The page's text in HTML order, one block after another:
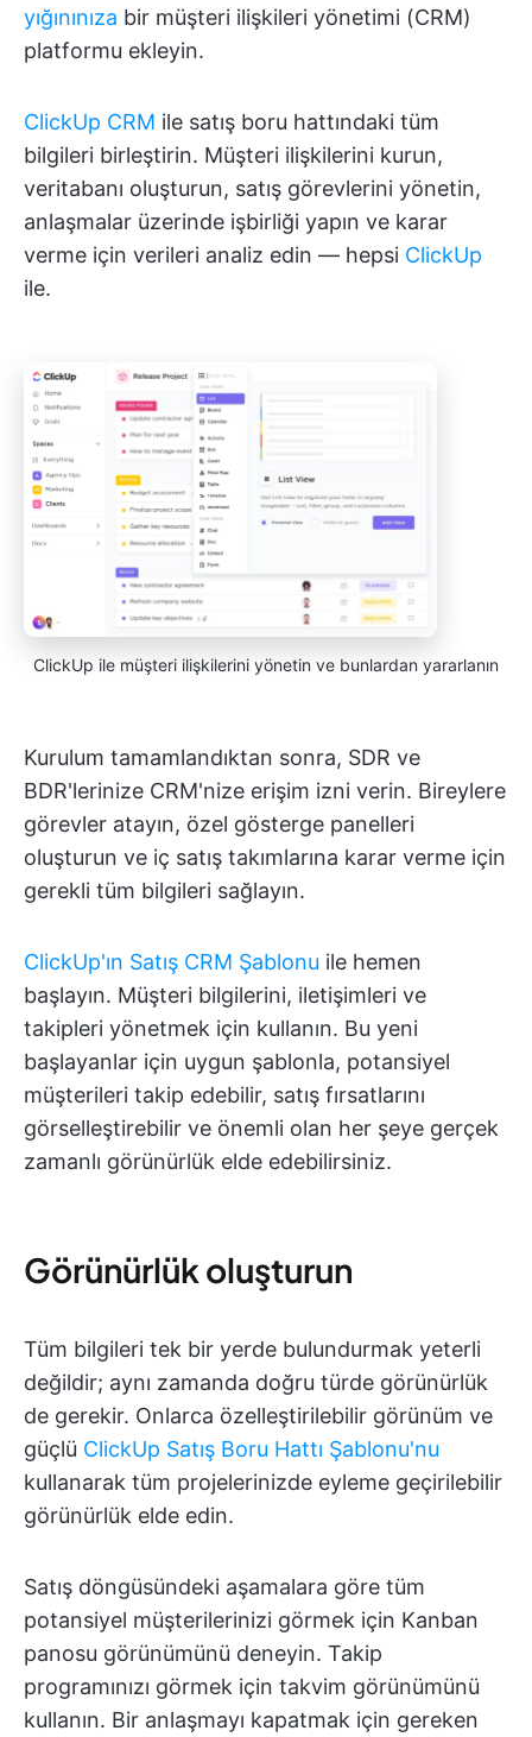
yığınınıza bir müşteri ilişkileri yönetimi (CRM)
platformu ekleyin.
ClickUp CRM ile satış boru hattındaki tüm
bilgileri birleştirin. Müşteri ilişkilerini kurun,
veritabanı oluşturun, satış görevlerini yönetin,
anlaşmalar üzerinde işbirliği yapın ve karar
verme için verileri analiz edin — hepsi ClickUp
ile.
ClickUp ile müşteri ilişkilerini yönetin ve bunlardan yararlanın
Kurulum tamamlandıktan sonra, SDR ve
BDR'lerinize CRM'nize erişim izni verin. Bireylere
görevler atayın, özel gösterge panelleri
oluşturun ve iç satış takımlarına karar verme için
gerekli tüm bilgileri sağlayın.
ClickUp'ın Satış CRM Şablonu ile hemen
başlayın. Müşteri bilgilerini, iletişimleri ve
takipleri yönetmek için kullanın. Bu yeni
başlayanlar için uygun şablonla, potansiyel
müşterileri takip edebilir, satış fırsatlarını
görselleştirebilir ve önemli olan her şeye gerçek
zamanlı görünürlük elde edebilirsiniz.
Görünürlük oluşturun
Tüm bilgileri tek bir yerde bulundurmak yeterli
değildir; aynı zamanda doğru türde görünürlük
de gerekir. Onlarca özelleştirilebilir görünüm ve
güçlü ClickUp Satış Boru Hattı Şablonu'nu
kullanarak tüm projelerinizde eyleme geçirilebilir
görünürlük elde edin.
Satış döngüsündeki aşamalara göre tüm
potansiyel müşterilerinizi görmek için Kanban
panosu görünümünü deneyin. Takip
programınızı görmek için takvim görünümünü
kullanın. Bir anlaşmayı kapatmak için gereken